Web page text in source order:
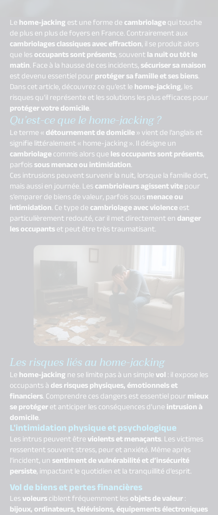
Lehome-jackingest une forme decambriolagequi touche
de plus en plus de foyers en France. Contrairement aux
cambriolages classiques avec effraction, il se produit alors
que lesoccupants sont présents, souventla nuit ou tôt le
matin. Face à la hausse de ces incidents,sécuriser sa maison
est devenu essentiel pourprotéger sa famille et ses biens.
Dans cet article, découvrez ce qu’est lehome-jacking, les
risques qu’il représente et les solutions les plus efficaces pour
protéger votre domicile.
Qu’est-ce que le home-jacking ?
Le terme «détournement de domicile» vient de l’anglais et
signifie littéralement « home-jacking ». Il désigne un
cambriolagecommis alors queles occupants sont présents,
parfoissous menace ou intimidation.
Ces intrusions peuvent survenir la nuit, lorsque la famille dort,
mais aussi en journée. Lescambrioleurs agissent vitepour
s’emparer de biens de valeur, parfois sousmenace ou
intimidation. Ce type decambriolage avec violenceest
particulièrement redouté, car il met directement endanger
les occupantset peut être très traumatisant.
Les risques liés au home-jacking
Lehome-jackingne se limite pas à un simplevol: il expose les
occupants àdes risques physiques, émotionnels et
financiers. Comprendre ces dangers est essentiel pourmieux
se protégeret anticiper les conséquences d’uneintrusion à
domicile.
L'intimidation physique et psychologique
Les intrus peuvent êtreviolents et menaçants. Les victimes
ressentent souvent stress, peur et anxiété. Même après
l’incident, unsentiment de vulnérabilité et d’insécurité
persiste, impactant le quotidien et la tranquillité d’esprit.
Vol de biens et pertes financières
Lesvoleursciblent fréquemment lesobjets de valeur:
bijoux, ordinateurs, télévisions, équipements électroniques